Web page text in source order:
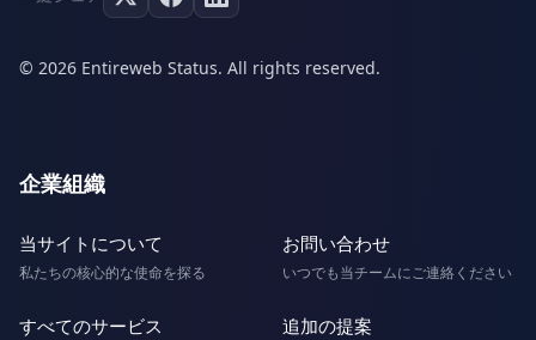
© 2026 Entireweb Status. All rights reserved.
企業組織
当サイトについて
私たちの核心的な使命を探る
お問い合わせ
いつでも当チームにご連絡ください
すべてのサービス 追加の提案